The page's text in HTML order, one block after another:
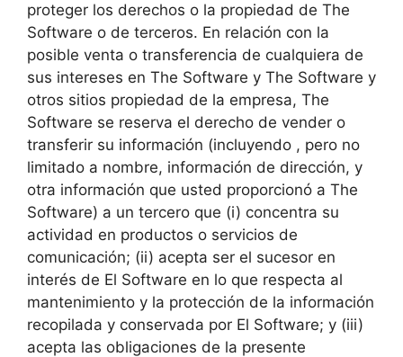
proteger los derechos o la propiedad de The
Software o de terceros. En relación con la
posible venta o transferencia de cualquiera de
sus intereses en The Software y The Software y
otros sitios propiedad de la empresa, The
Software se reserva el derecho de vender o
transferir su información (incluyendo , pero no
limitado a nombre, información de dirección, y
otra información que usted proporcionó a The
Software) a un tercero que (i) concentra su
actividad en productos o servicios de
comunicación; (ii) acepta ser el sucesor en
interés de El Software en lo que respecta al
mantenimiento y la protección de la información
recopilada y conservada por El Software; y (iii)
acepta las obligaciones de la presente